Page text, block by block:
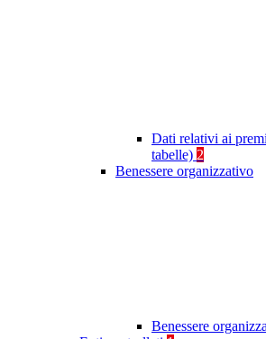
Dati relativi ai
tabelle) 2
Benessere organizzativo
Benessere